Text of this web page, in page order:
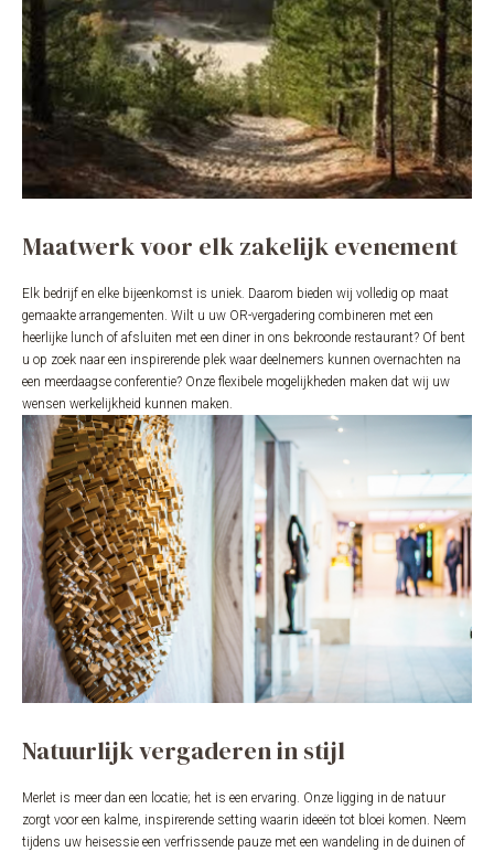
Maatwerk voor elk zakelijk evenement
Elk bedrijf en elke bijeenkomst is uniek. Daarom bieden wij volledig op maat
gemaakte arrangementen. Wilt u uw OR-vergadering combineren met een
heerlijke lunch of afsluiten met een diner in ons bekroonde restaurant? Of bent
u op zoek naar een inspirerende plek waar deelnemers kunnen overnachten na
een meerdaagse conferentie? Onze flexibele mogelijkheden maken dat wij uw
wensen werkelijkheid kunnen maken.
Natuurlijk vergaderen in stijl
Merlet is meer dan een locatie; het is een ervaring. Onze ligging in de natuur
zorgt voor een kalme, inspirerende setting waarin ideeën tot bloei komen. Neem
tijdens uw heisessie een verfrissende pauze met een wandeling in de duinen of